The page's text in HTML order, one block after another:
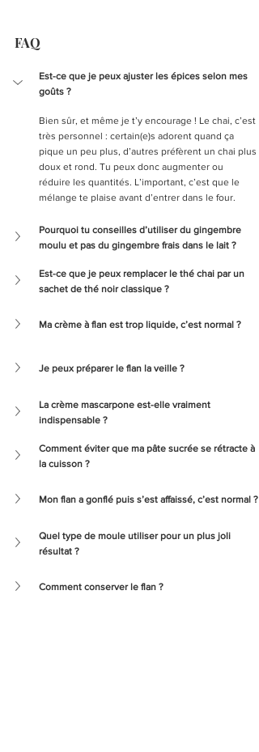
FAQ
Est-ce que je peux ajuster les épices selon mes
goûts ?
Bien sûr, et même je t’y encourage ! Le chai, c’est
très personnel : certain(e)s adorent quand ça
pique un peu plus, d’autres préfèrent un chai plus
doux et rond. Tu peux donc augmenter ou
réduire les quantités. L’important, c’est que le
mélange te plaise avant d’entrer dans le four.
Pourquoi tu conseilles d’utiliser du gingembre
moulu et pas du gingembre frais dans le lait ?
Est-ce que je peux remplacer le thé chai par un
sachet de thé noir classique ?
Ma crème à flan est trop liquide, c’est normal ?
Je peux préparer le flan la veille ?
La crème mascarpone est-elle vraiment
indispensable ?
Comment éviter que ma pâte sucrée se rétracte à
la cuisson ?
Mon flan a gonflé puis s’est affaissé, c’est normal ?
Quel type de moule utiliser pour un plus joli
résultat ?
Comment conserver le flan ?